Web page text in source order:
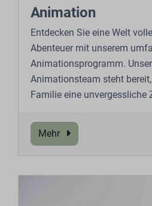
Animation
Entdecken Sie eine Welt
Abenteuer mit unserem
Animationsprogramm.
Animationsteam steht
Familie eine unvergessliche
Mehr